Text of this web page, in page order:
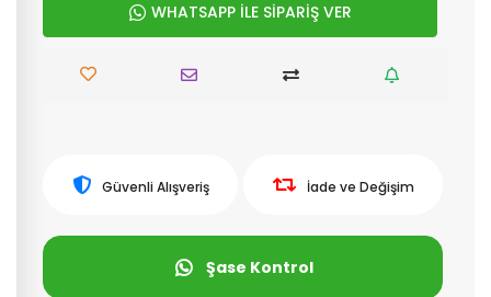
WHATSAPP İLE SİPARİŞ VER
Güvenli Alışveriş İade ve Değişim
Şase Kontrol